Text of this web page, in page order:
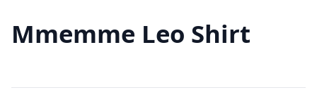
Mmemme Leo Shirt